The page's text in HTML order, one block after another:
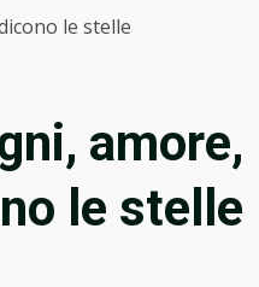
le stelle
amore,
le stelle